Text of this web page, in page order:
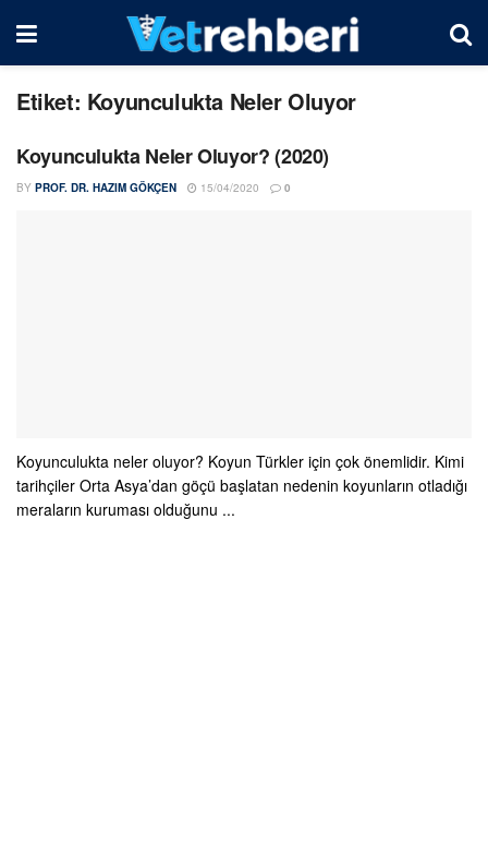
Etiket: Koyunculukta Neler Oluyor
Koyunculukta Neler Oluyor? (2020)
BY PROF. DR. HAZIM GÖKÇEN 15/04/2020 0
Koyunculukta neler oluyor? Koyun Türkler için çok önemlidir. Kimi
tarihçiler Orta Asya’dan göçü başlatan nedenin koyunların otladığı
meraların kuruması olduğunu ...